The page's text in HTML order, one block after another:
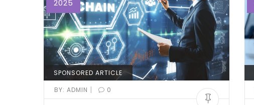
2025
SPONSORED ARTICLE
BY: ADMIN | 0